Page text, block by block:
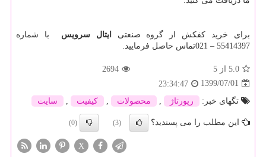
برای خرید کفکش از گروه صنعتی ایتال سرویس با شماره
55414397 – 021تماس حاصل فرمایید.
5.0 از 5
2694
1399/07/01
23:34:47
تگهای خبر:
رپورتاژ محصولات كیفیت سایت
این مطلب را می پسندید؟ (3)
(0)
X